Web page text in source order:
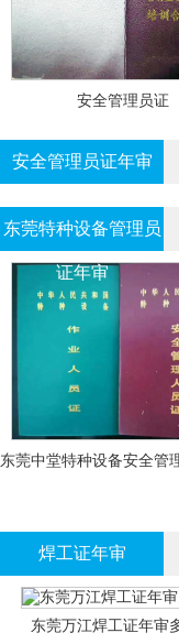
安全管理员证
安全管理员证年审
东莞特种设备管理员
证年审
东莞中堂特种设备安全管
焊工证年审
东莞万江焊工证年审